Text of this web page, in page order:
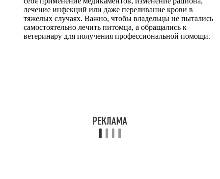
лечение инфекций или даже переливание крови в
тяжелых случаях. Важно, чтобы владельцы не пытались
самостоятельно лечить питомца, а обращались к
ветеринару для получения профессиональной помощи.